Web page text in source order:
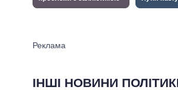
ІНШІ НОВИНИ